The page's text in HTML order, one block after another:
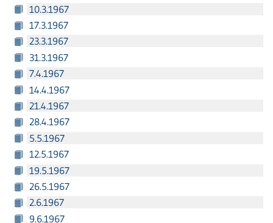
10.3.1967
17.3.1967
23.3.1967
31.3.1967
7.4.1967
14.4.1967
21.4.1967
28.4.1967
5.5.1967
12.5.1967
19.5.1967
26.5.1967
2.6.1967
9.6.1967